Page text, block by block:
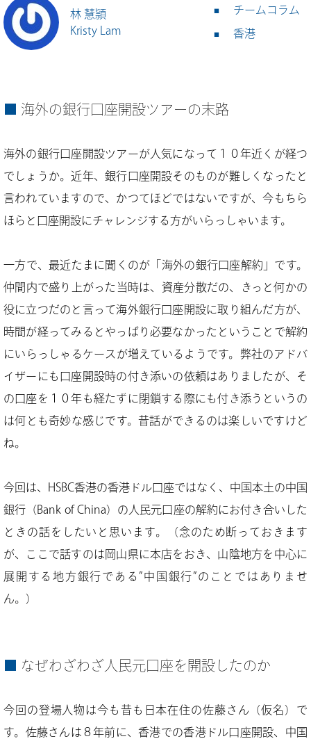
林 慧頴
Kristy Lam
チームコラム
香港
海外の銀行口座開設ツアーの末路
海外の銀行口座開設ツアーが人気になって１０年近くが経つ
でしょうか。近年、銀行口座開設そのものが難しくなったと
言われていますので、かつてほどではないですが、今もちら
ほらと口座開設にチャレンジする方がいらっしゃいます。
一方で、最近たまに聞くのが「海外の銀行口座解約」です。
仲間内で盛り上がった当時は、資産分散だの、きっと何かの
役に立つだのと言って海外銀行口座開設に取り組んだ方が、
時間が経ってみるとやっぱり必要なかったということで解約
にいらっしゃるケースが増えているようです。弊社のアドバ
イザーにも口座開設時の付き添いの依頼はありましたが、そ
の口座を１０年も経たずに閉鎖する際にも付き添うというの
は何とも奇妙な感じです。昔話ができるのは楽しいですけど
ね。
今回は、HSBC香港の香港ドル口座ではなく、中国本土の中国
銀行（Bank of China）の人民元口座の解約にお付き合いした
ときの話をしたいと思います。（念のため断っておきます
が、ここで話すのは岡山県に本店をおき、山陰地方を中心に
展開する地方銀行である”中国銀行”のことではありませ
ん。）
なぜわざわざ人民元口座を開設したのか
今回の登場人物は今も昔も日本在住の佐藤さん（仮名）で
す。佐藤さんは８年前に、香港での香港ドル口座開設、中国